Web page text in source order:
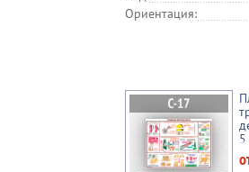
Ориентация:
5